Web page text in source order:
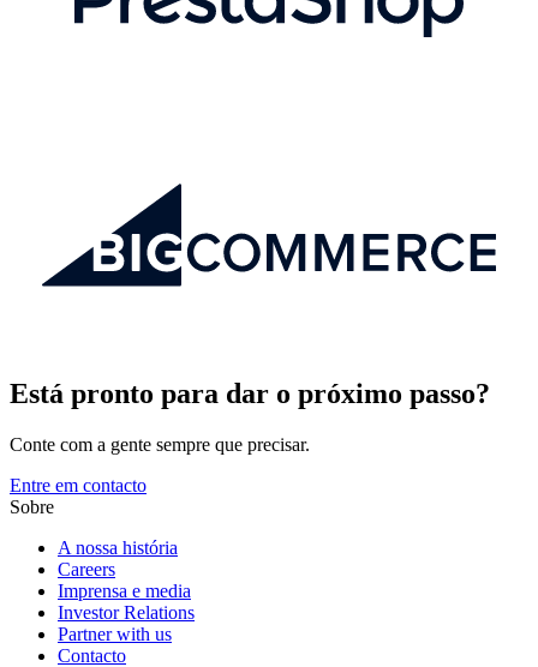
Está pronto para dar o próximo passo?
Conte com a gente sempre que precisar.
Entre em contacto
Sobre
A nossa história
Careers
Imprensa e media
Investor Relations
Partner with us
Contacto